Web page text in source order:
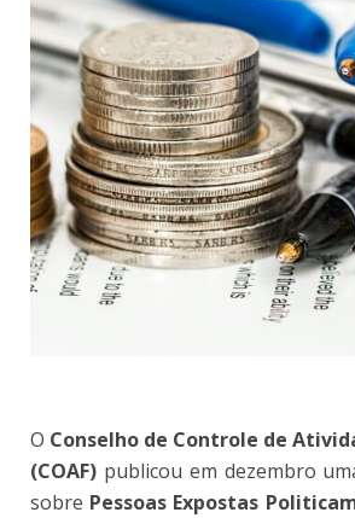
O Conselho de Controle de
(COAF) publicou em dezembro
sobre Pessoas Expostas